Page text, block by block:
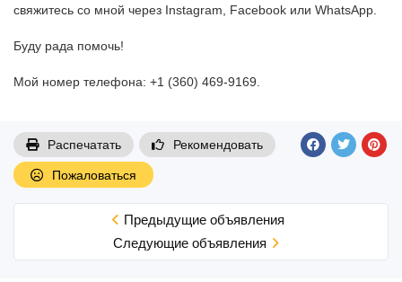
свяжитесь со мной через Instagram, Facebook или WhatsApp.
Буду рада помочь!
Мой номер телефона: +1 (360) 469-9169.
Распечатать Рекомендовать
Пожаловаться
Предыдущие объявления
Cледующие объявления